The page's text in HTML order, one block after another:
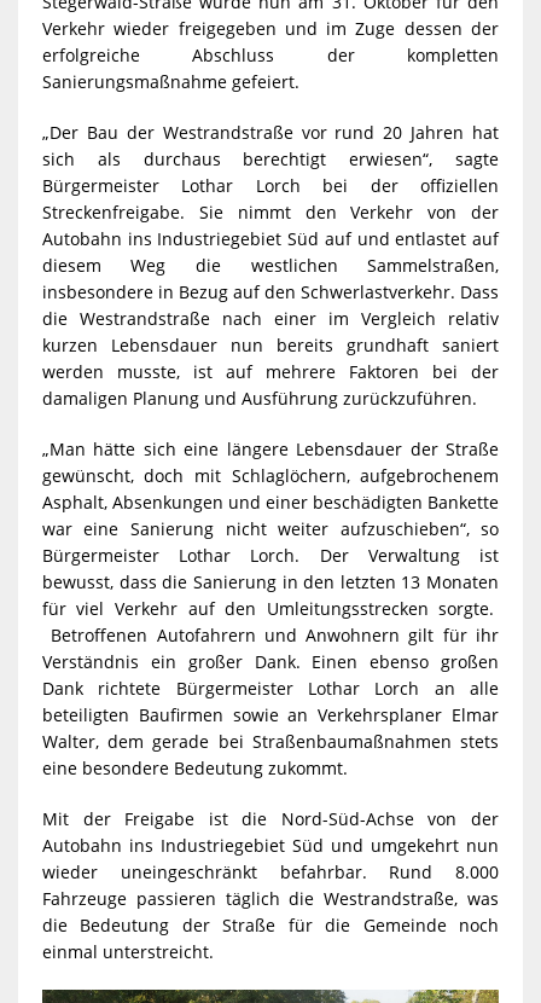
Verkehr wieder freigegeben und im Zuge dessen der
erfolgreiche Abschluss der kompletten
Sanierungsmaßnahme gefeiert.
„Der Bau der Westrandstraße vor rund 20 Jahren hat
sich als durchaus berechtigt erwiesen“, sagte
Bürgermeister Lothar Lorch bei der offiziellen
Streckenfreigabe. Sie nimmt den Verkehr von der
Autobahn ins Industriegebiet Süd auf und entlastet auf
diesem Weg die westlichen Sammelstraßen,
insbesondere in Bezug auf den Schwerlastverkehr. Dass
die Westrandstraße nach einer im Vergleich relativ
kurzen Lebensdauer nun bereits grundhaft saniert
werden musste, ist auf mehrere Faktoren bei der
damaligen Planung und Ausführung zurückzuführen.
„Man hätte sich eine längere Lebensdauer der Straße
gewünscht, doch mit Schlaglöchern, aufgebrochenem
Asphalt, Absenkungen und einer beschädigten Bankette
war eine Sanierung nicht weiter aufzuschieben“, so
Bürgermeister Lothar Lorch. Der Verwaltung ist
bewusst, dass die Sanierung in den letzten 13 Monaten
für viel Verkehr auf den Umleitungsstrecken sorgte.
Betroffenen Autofahrern und Anwohnern gilt für ihr
Verständnis ein großer Dank. Einen ebenso großen
Dank richtete Bürgermeister Lothar Lorch an alle
beteiligten Baufirmen sowie an Verkehrsplaner Elmar
Walter, dem gerade bei Straßenbaumaßnahmen stets
eine besondere Bedeutung zukommt.
Mit der Freigabe ist die Nord-Süd-Achse von der
Autobahn ins Industriegebiet Süd und umgekehrt nun
wieder uneingeschränkt befahrbar. Rund 8.000
Fahrzeuge passieren täglich die Westrandstraße, was
die Bedeutung der Straße für die Gemeinde noch
einmal unterstreicht.